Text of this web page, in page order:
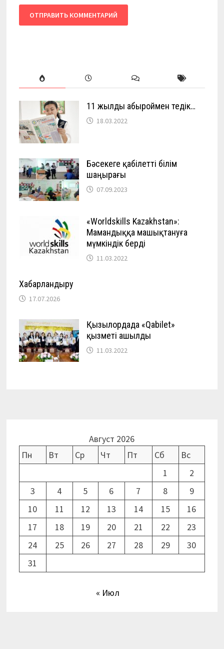
11 жылды абыроймен өтедік…
18.03.2022
Бәсекеге қабілетті білім
шаңырағы
07.09.2023
«Worldskills Kazakhstan»:
Мамандыққа машықтануға
мүмкіндік берді
11.03.2022
Хабарландыру
17.07.2026
Қызылордада «Qabilet»
қызметі ашылды
11.03.2022
Август 2026
Пн
Вт Ср Чт Пт Сб
Вс
1
2
3
4 5 6 7 8
9
10
11 12 13 14 15
16
17
18 19 20 21 22
23
24
25 26 27 28 29
30
31
« Июл